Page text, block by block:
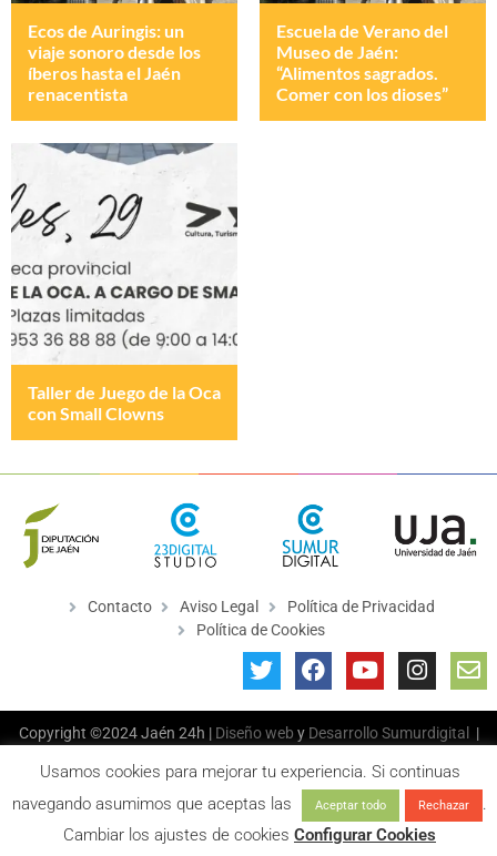
Ecos de Auringis: un
viaje sonoro desde los
íberos hasta el Jaén
renacentista
Escuela de Verano del
Museo de Jaén:
“Alimentos sagrados.
Comer con los dioses”
Taller de Juego de la Oca
con Small Clowns
Contacto Aviso Legal
Política de Privacidad
Política de Cookies
Copyright ©2024 Jaén 24h | Diseño web y Desarrollo Sumurdigital
|
Usamos cookies para mejorar tu experiencia. Si continuas
navegando asumimos que aceptas las
Aceptar todo Rechazar
.
Cambiar los ajustes de cookies Configurar Cookies